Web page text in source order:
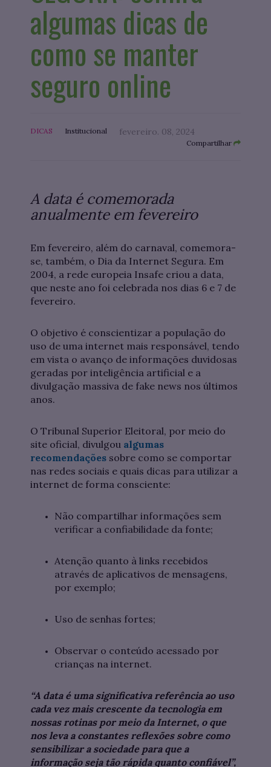
algumas dicas de
como se manter
seguro online
DICAS Institucional fevereiro. 08, 2024
Compartilhar
A data é comemorada
anualmente em fevereiro
Em fevereiro, além do carnaval, comemora-
se, também, o Dia da Internet Segura. Em
2004, a rede europeia Insafe criou a data,
que neste ano foi celebrada nos dias 6 e 7 de
fevereiro.
O objetivo é conscientizar a população do
uso de uma internet mais responsável, tendo
em vista o avanço de informações duvidosas
geradas por inteligência artificial e a
divulgação massiva de fake news nos últimos
anos.
O Tribunal Superior Eleitoral, por meio do
site oficial, divulgou algumas
recomendações sobre como se comportar
nas redes sociais e quais dicas para utilizar a
internet de forma consciente:
Não compartilhar informações sem
verificar a confiabilidade da fonte;
Atenção quanto à links recebidos
através de aplicativos de mensagens,
por exemplo;
Uso de senhas fortes;
Observar o conteúdo acessado por
crianças na internet.
“A data é uma significativa referência ao uso
cada vez mais crescente da tecnologia em
nossas rotinas por meio da Internet, o que
nos leva a constantes reflexões sobre como
sensibilizar a sociedade para que a
informação seja tão rápida quanto confiável”,